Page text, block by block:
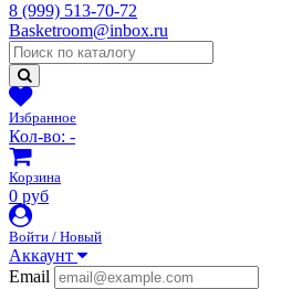
8 (999) 513-70-72
Basketroom@inbox.ru
Избранное
Кол-во: -
Корзина
0 руб
Войти / Новый
Аккаунт
Email